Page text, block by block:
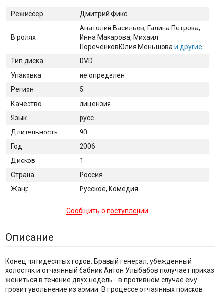
Режиссер Дмитрий Фикс
В ролях
Анатолий Васильев, Галина Петрова,
Инна Макарова, Михаил
ПореченковЮлия Меньшова и другие
Тип диска
DVD
Упаковка
не определен
Регион
5
Качество
лицензия
Язык
русс
Длительность
90
Год
2006
Дисков
1
Страна
Россия
Жанр
Русское, Комедия
Сообщить о поступлении
Описание
Конец пятидесятых годов. Бравый генерал, убежденный
холостяк и отчаянный бабник Антон Улыбабов получает приказ
жениться в течение двух недель - в противном случае ему
грозит увольнение из армии. В процессе отчаянных поисков